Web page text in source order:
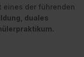
eines der führenden
duales